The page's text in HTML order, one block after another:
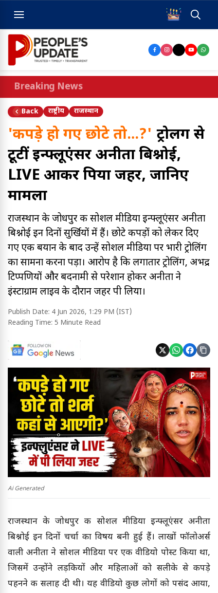
Breaking News
Back राष्ट्रीय राजस्थान
'कपड़े हो गए छोटे तो...?' ट्रोलिंग से
टूटीं इन्फ्लूएंसर अनीता बिश्नोई,
LIVE आकर पिया जहर, जानिए
मामला
राजस्थान के जोधपुर की सोशल मीडिया इन्फ्लूएंसर अनीता
बिश्नोई इन दिनों सुर्खियों में हैं। छोटे कपड़ों को लेकर दिए
गए एक बयान के बाद उन्हें सोशल मीडिया पर भारी ट्रोलिंग
का सामना करना पड़ा। आरोप है कि लगातार ट्रोलिंग, अभद्र
टिप्पणियों और बदनामी से परेशान होकर अनीता ने
इंस्टाग्राम लाइव के दौरान जहर पी लिया।
Publish Date: 4 Jun 2026, 1:29 PM (IST)
Reading Time: 5 Minute Read
Ai Generated
राजस्थान के जोधपुर की सोशल मीडिया इन्फ्लूएंसर अनीता
बिश्नोई इन दिनों चर्चा का विषय बनी हुई हैं। लाखों फॉलोअर्स
वाली अनीता ने सोशल मीडिया पर एक वीडियो पोस्ट किया था,
जिसमें उन्होंने लड़कियों और महिलाओं को सलीके से कपड़े
पहनने की सलाह दी थी। यह वीडियो कुछ लोगों को पसंद आया,